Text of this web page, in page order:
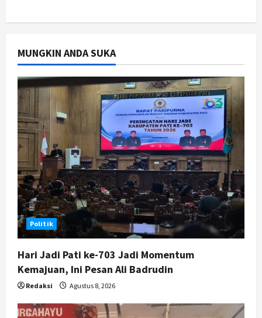
Politik
Cagar Budaya RSUD Soewondo Jadi
Sorotan, Hasil Kajian Tim Provinsi
Segera Keluar
Agustus 7, 2026
5
Nasional
BRIN Kembangkan Sepatu Murah
Mulai Rp75 Ribu untuk Sekolah
Rakyat
Agustus 7, 2026
MUNGKIN ANDA SUKA
Politik
Hari Jadi Pati ke-703 Jadi Momentum
Kemajuan, Ini Pesan Ali Badrudin
Redaksi Agustus 8, 2026